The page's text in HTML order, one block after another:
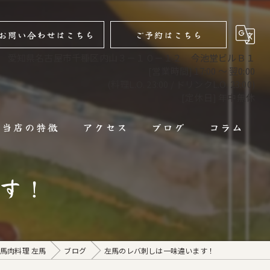
問い合わせはこちら
ご予約はこちら
愛知県名古屋市千種区内山３－１０－１２ 今池堂ビルＢ１
[営業時間] 17:00 ～ 翌0:00
(料理L.O. 23:00 / ドリンクL.O. 23:00)
[定休日] 年中無休
当店の特徴
馬刺し
焼肉
コース
アクセス ブログ コラム
！
肉料理 左馬 ブログ 左馬のレバ刺しは一味違います！